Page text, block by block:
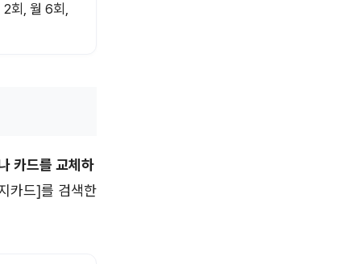
2회, 월 6회,
카드를 교체하
카드]를 검색한